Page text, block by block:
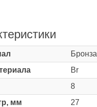
Бронза
Br
8
мм
27